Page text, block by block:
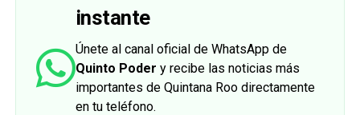
instante
Únete al canal oficial de WhatsApp de
Quinto Poder y recibe las noticias más
importantes de Quintana Roo directamente
en tu teléfono.